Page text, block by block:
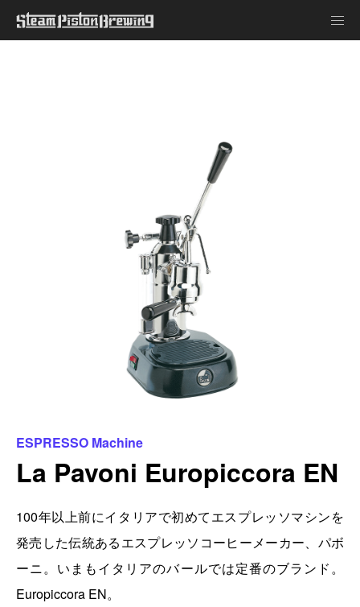
ESPRESSO Machine
La Pavoni Europiccora EN
100年以上前にイタリアで初めてエスプレッソマシンを
発売した伝統あるエスプレッソコーヒーメーカー、パボ
ーニ。いまもイタリアのバールでは定番のブランド。
Europiccora EN。